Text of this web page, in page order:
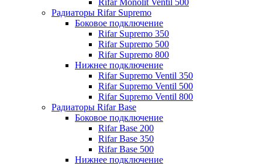
Rifar Monolit Ventil 500
Радиаторы Rifar Supremo
Боковое подключение
Rifar Supremo 350
Rifar Supremo 500
Rifar Supremo 800
Нижнее подключение
Rifar Supremo Ventil 350
Rifar Supremo Ventil 500
Rifar Supremo Ventil 800
Радиаторы Rifar Base
Боковое подключение
Rifar Base 200
Rifar Base 350
Rifar Base 500
Нижнее подключение